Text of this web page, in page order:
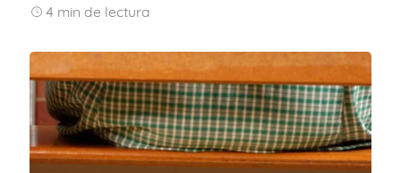
4 min de lectura